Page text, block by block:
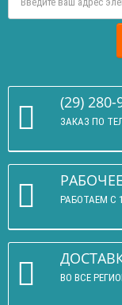
(29) 280-
ЗАКАЗ ПО
РАБОТАЕМ С
ВО ВСЕ